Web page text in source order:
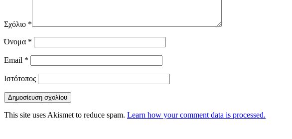
Σχόλιο *
Όνομα *
Email *
Ιστότοπος
This site uses Akismet to reduce spam. Learn how your comment data is processed.